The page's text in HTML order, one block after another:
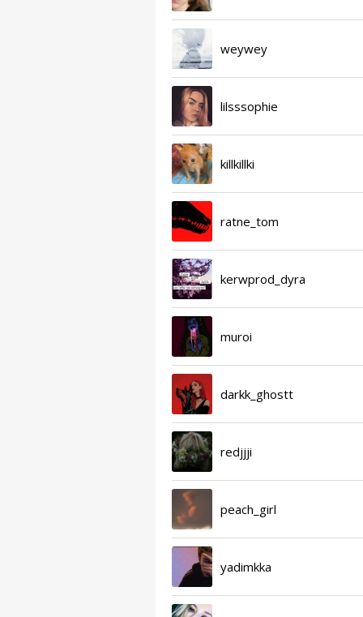
weywey
lilsssophie
killkillki
ratne_tom
kerwprod_dyra
muroi
darkk_ghostt
redjjji
peach_girl
yadimkka